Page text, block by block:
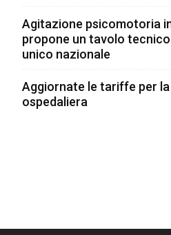
Agitazione psicomotoria
propone un tavolo
unico nazionale
Aggiornate le tariffe per
ospedaliera